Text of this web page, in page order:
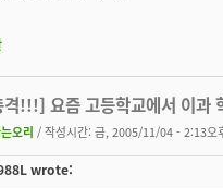
!!!] 요즘 고등학교에서 이과
오리 / 작성시간: 금, 2005/11/04 - 2:13오
wrote: